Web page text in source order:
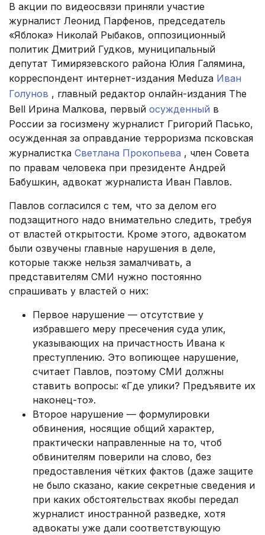
В акции по видеосвязи приняли участие
журналист Леонид Парфенов, председатель
«Яблока» Николай Рыбаков, оппозиционный
политик Дмитрий Гудков, муниципальный
депутат Тимирязевского района Юлия Галямина,
корреспондент интернет-издания Meduza Иван
Голунов , главный редактор онлайн-издания The
Bell Ирина Малкова, первый осужденный в
России за госизмену журналист Григорий Пасько,
осужденная за оправдание терроризма псковская
журналистка Светлана Прокопьева , член Совета
по правам человека при президенте Андрей
Бабушкин, адвокат журналиста Иван Павлов.
Павлов согласился с тем, что за делом его
подзащитного надо внимательно следить, требуя
от властей открытости. Кроме этого, адвокатом
были озвучены главные нарушения в деле,
которые также нельзя замалчивать, а
представителям СМИ нужно постоянно
спрашивать у властей о них:
Первое нарушение — отсутствие у
избравшего меру пресечения суда улик,
указывающих на причастность Ивана к
преступлению. Это вопиющее нарушение,
считает Павлов, поэтому СМИ должны
ставить вопросы: «Где улики? Предъявите их
наконец-то».
Второе нарушение — формулировки
обвинения, носящие общий характер,
практически направленные на то, чтоб
обвинителям поверили на слово, без
предоставления чётких фактов (даже защите
не было сказано, какие секретные сведения и
при каких обстоятельствах якобы передал
журналист иностранной разведке, хотя
адвокаты уже дали соответствующую